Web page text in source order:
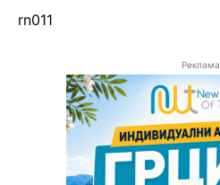
rn011
Реклама